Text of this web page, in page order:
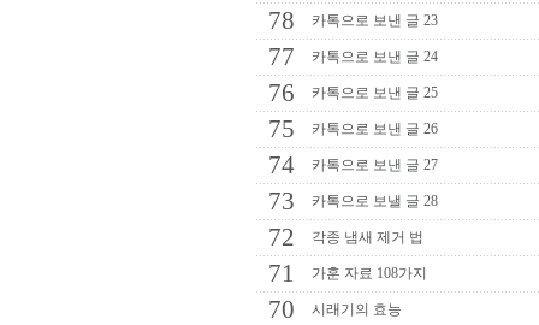
78 카톡으로 보낸 글 23
77 카톡으로 보낸 글 24
76 카톡으로 보낸 글 25
75 카톡으로 보낸 글 26
74 카톡으로 보낸 글 27
73 카톡으로 보낼 글 28
72 각종 냄새 제거 법
71 가훈 자료 108가지
70 시래기의 효능